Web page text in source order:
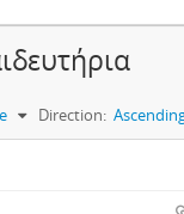
Direction: